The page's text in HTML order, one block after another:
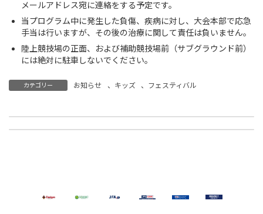
メールアドレス宛に連絡をする予定です。
当プログラム中に発生した負傷、疾病に対し、大会本部で応急
手当は行いますが、その後の治療に関して責任は負いません。
陸上競技場の正面、および補助競技場前（サブグラウンド前）
には絶対に駐車しないでください。
カテゴリー お知らせ 、 キッズ 、 フェスティバル
【キッズ】10月11日(土) JFAユニクロサッカーキッズ in 石川（金沢）開催 8月4日(月)から参加者募集開始！